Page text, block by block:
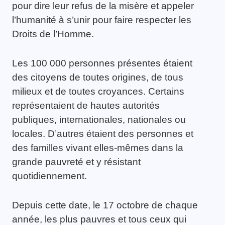
pour dire leur refus de la misère et appeler
l’humanité à s’unir pour faire respecter les
Droits de l’Homme.
Les 100 000 personnes présentes étaient
des citoyens de toutes origines, de tous
milieux et de toutes croyances. Certains
représentaient de hautes autorités
publiques, internationales, nationales ou
locales. D’autres étaient des personnes et
des familles vivant elles-mêmes dans la
grande pauvreté et y résistant
quotidiennement.
Depuis cette date, le 17 octobre de chaque
année, les plus pauvres et tous ceux qui